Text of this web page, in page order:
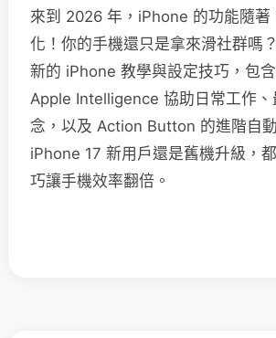
來到 2026 年，iPhone 的功能隨著
化！你的手機還只是拿來滑社群嗎
新的 iPhone 教學與設定技巧，包
Apple Intelligence 協助日常工作、
念，以及 Action Button 的進階自
iPhone 17 新用戶還是舊機升級，
巧讓手機效率翻倍。